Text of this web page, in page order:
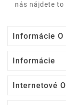
nás nájdete to
Informácie O
Informácie
Internetové